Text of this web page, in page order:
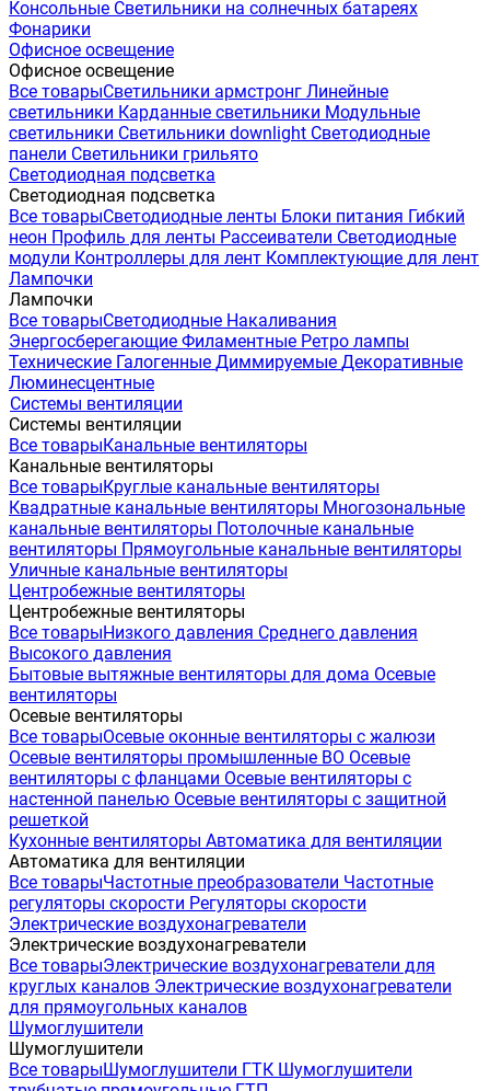
Консольные Светильники на солнечных батареях
Фонарики
Офисное освещение
Офисное освещение
Все товарыСветильники армстронг Линейные
светильники Карданные светильники Модульные
светильники Светильники downlight Светодиодные
панели Светильники грильято
Светодиодная подсветка
Светодиодная подсветка
Все товарыСветодиодные ленты Блоки питания Гибкий
неон Профиль для ленты Рассеиватели Светодиодные
модули Контроллеры для лент Комплектующие для лент
Лампочки
Лампочки
Все товарыСветодиодные Накаливания
Энергосберегающие Филаментные Ретро лампы
Технические Галогенные Диммируемые Декоративные
Люминесцентные
Системы вентиляции
Системы вентиляции
Все товарыКанальные вентиляторы
Канальные вентиляторы
Все товарыКруглые канальные вентиляторы
Квадратные канальные вентиляторы Многозональные
канальные вентиляторы Потолочные канальные
вентиляторы Прямоугольные канальные вентиляторы
Уличные канальные вентиляторы
Центробежные вентиляторы
Центробежные вентиляторы
Все товарыНизкого давления Среднего давления
Высокого давления
Бытовые вытяжные вентиляторы для дома Осевые
вентиляторы
Осевые вентиляторы
Все товарыОсевые оконные вентиляторы с жалюзи
Осевые вентиляторы промышленные ВО Осевые
вентиляторы с фланцами Осевые вентиляторы с
настенной панелью Осевые вентиляторы с защитной
решеткой
Кухонные вентиляторы Автоматика для вентиляции
Автоматика для вентиляции
Все товарыЧастотные преобразователи Частотные
регуляторы скорости Регуляторы скорости
Электрические воздухонагреватели
Электрические воздухонагреватели
Все товарыЭлектрические воздухонагреватели для
круглых каналов Электрические воздухонагреватели
для прямоугольных каналов
Шумоглушители
Шумоглушители
Все товарыШумоглушители ГТК Шумоглушители